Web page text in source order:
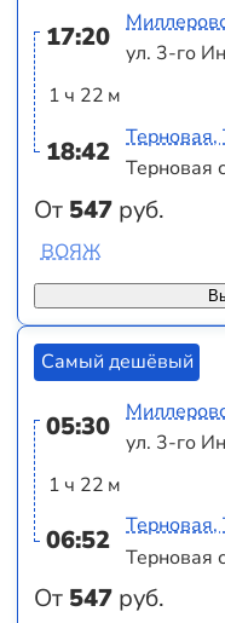
17:20
1 ч 22 м
18:42
От 547 руб.
ул. 3-го
Терновая,
Терновая
ВОЯЖ
Самый дешёвый
05:30
1 ч 22 м
06:52
От 547 руб.
ул. 3-го
Терновая,
Терновая